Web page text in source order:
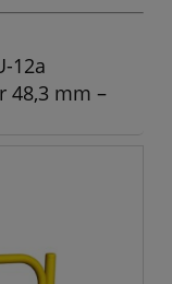
12a
48,3 mm –